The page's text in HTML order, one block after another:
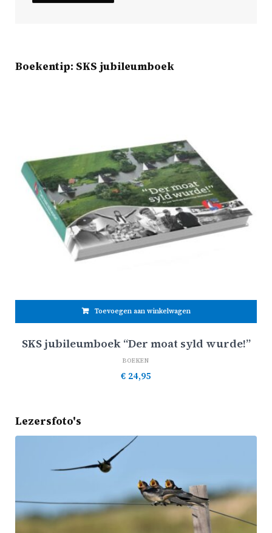
Boekentip: SKS jubileumboek
Toevoegen aan winkelwagen
SKS jubileumboek “Der moat syld wurde!”
BOEKEN
€ 24,95
Lezersfoto's